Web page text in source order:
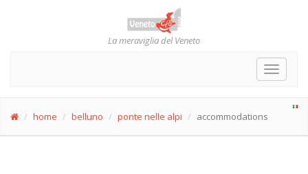
La meraviglia del Veneto
Toggle
home belluno ponte nelle alpi accommodations